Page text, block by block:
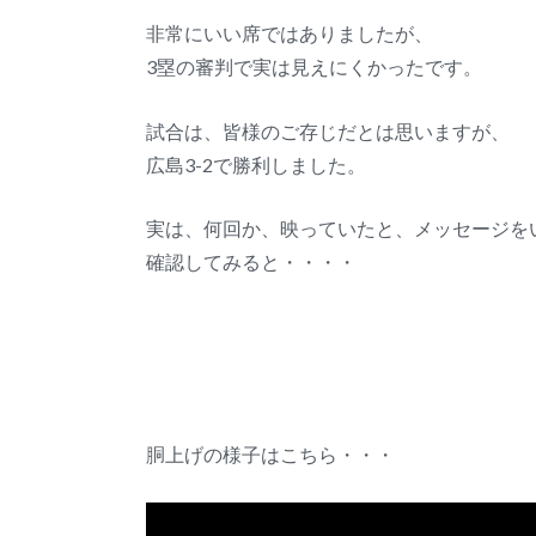
非常にいい席ではありましたが、
3塁の審判で実は見えにくかったです。
試合は、皆様のご存じだとは思いますが、
広島3-2で勝利しました。
実は、何回か、映っていたと、メッセージを
確認してみると・・・・
胴上げの様子はこちら・・・